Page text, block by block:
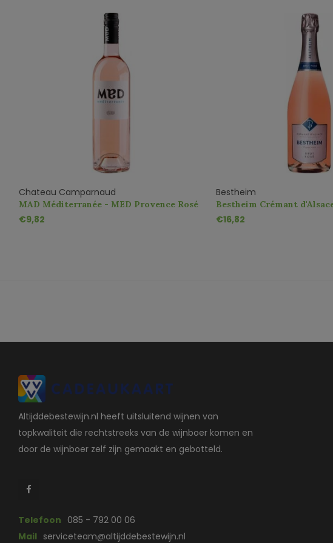
Chateau Camparnaud
MAD Méditerranée - MED Provence Rosé
€9,82
Bestheim
Bestheim Crémant
€16,82
Altijddebestewijn.nl heeft uitsluitend wijnen van
topkwaliteit die rechtstreeks van de wijnboer komen en
door de wijnboer zelf zijn gemaakt en gebotteld.
Telefoon 085 - 792 00 06
Mail serviceteam@altijddebestewijn.nl